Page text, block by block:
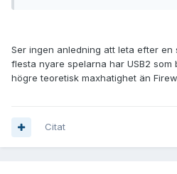
Ser ingen anledning att leta efter
flesta nyare spelarna har USB2
högre teoretisk maxhatighet än
Citat